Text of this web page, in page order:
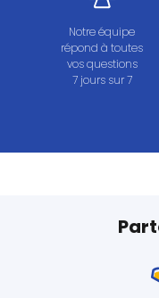
Notre équipe
répond à toutes
vos questions
7 jours sur 7